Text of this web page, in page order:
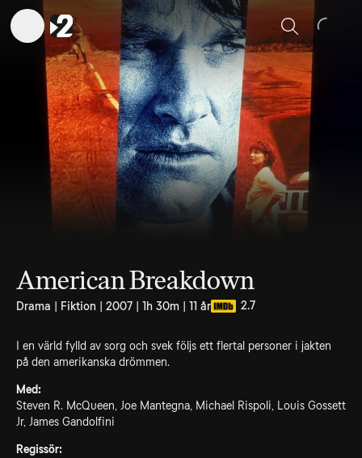
Sök
American Breakdown
Drama | Fiktion | 2007 | 1h 30m | 11 år 2.7
I en värld fylld av sorg och svek följs ett flertal personer i jakten
på den amerikanska drömmen.
Med:
Steven R. McQueen, Joe Mantegna, Michael Rispoli, Louis Gossett
Jr, James Gandolfini
Regissör: